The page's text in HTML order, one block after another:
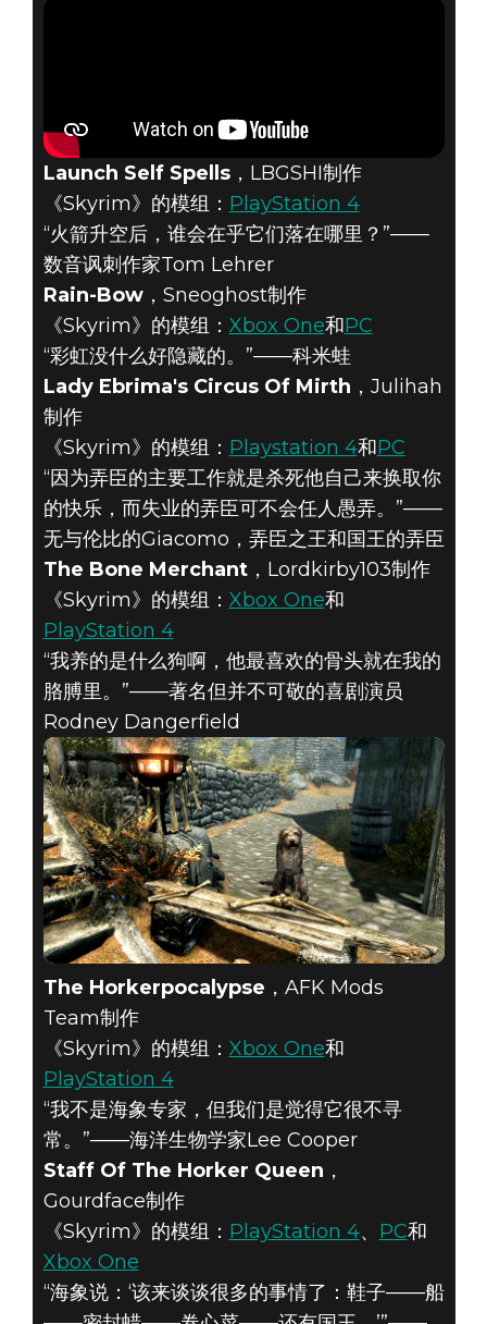
Launch Self Spells，LBGSHI制作
《Skyrim》的模组： PlayStation 4
“火箭升空后，谁会在乎它们落在哪里？”——
数音讽刺作家Tom Lehrer
Rain-Bow，Sneoghost制作
《Skyrim》的模组： Xbox One和PC
“彩虹没什么好隐藏的。”——科米蛙
Lady Ebrima's Circus Of Mirth ，Julihah
制作
《Skyrim》的模组： Playstation 4和PC
“因为弄臣的主要工作就是杀死他自己来换取你
的快乐，而失业的弄臣可不会任人愚弄。”——
无与伦比的Giacomo，弄臣之王和国王的弄臣
The Bone Merchant，Lordkirby103制作
《Skyrim》的模组： Xbox One和
PlayStation 4
“我养的是什么狗啊，他最喜欢的骨头就在我的
胳膊里。”——著名但并不可敬的喜剧演员
Rodney Dangerfield
The Horkerpocalypse ，AFK Mods
Team制作
《Skyrim》的模组： Xbox One和
PlayStation 4
“我不是海象专家，但我们是觉得它很不寻
常。”——海洋生物学家Lee Cooper
Staff Of The Horker Queen ，
Gourdface制作
《Skyrim》的模组： PlayStation 4、 PC和
Xbox One
“海象说：‘该来谈谈很多的事情了：鞋子——船